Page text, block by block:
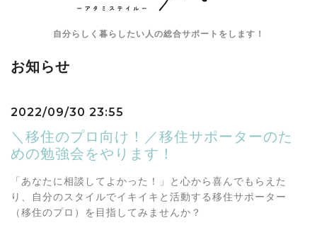
自分らしく暮らしたい人の総合サポートをします！
お知らせ
2022/09/30 23:55
＼移住のプロ向け！／移住サポーターのた
めの勉強会をやります！
「あなたに相談してよかった！」と心から喜んでもらえた
り、自分のスタイルでイキイキと活動する移住サポーター
（移住のプロ）を目指してみませんか？